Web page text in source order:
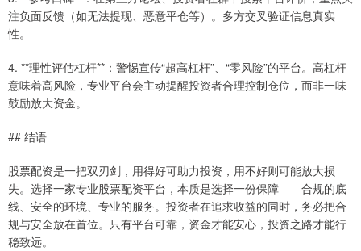
注负面反馈（如无法提现、恶意平仓等）。多方交叉验证信息真实
性。
4. **理性评估杠杆**：警惕宣传“超高杠杆”、“零风险”的平台。高杠杆
意味着高风险，专业平台会主动提醒投资者合理控制仓位，而非一味
鼓励放大资金。
## 结语
股票配资是一把双刃剑，用得好可助力投资，用不好则可能放大损
失。选择一家专业股票配资平台，本质是选择一份保障——合规的底
线、安全的环境、专业的服务。投资者在追求收益的同时，务必把合
规与安全放在首位。只有平台可靠，资金才能安心，投资之路才能行
稳致远。